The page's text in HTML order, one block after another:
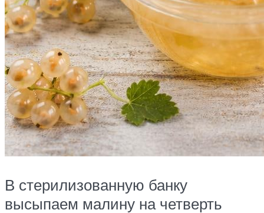
В стерилизованную банку
высыпаем малину на четверть